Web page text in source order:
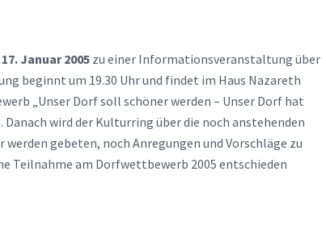
Januar 2005 zu einer Informationsveranstaltung über
beginnt um 19.30 Uhr und findet im Haus Nazareth
„Unser Dorf soll schöner werden – Unser Dorf hat
wird der Kulturring über die noch anstehenden
gebeten, noch Anregungen und Vorschläge zu
Teilnahme am Dorfwettbewerb 2005 entschieden